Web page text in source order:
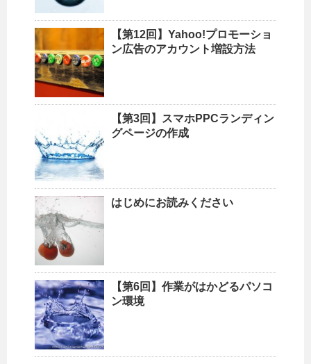
【第12回】Yahoo!プロモーショ
ン広告のアカウント増設方法
【第3回】スマホPPCランディン
グページの作成
はじめにお読みください
【第6回】作業がはかどるパソコ
ン環境